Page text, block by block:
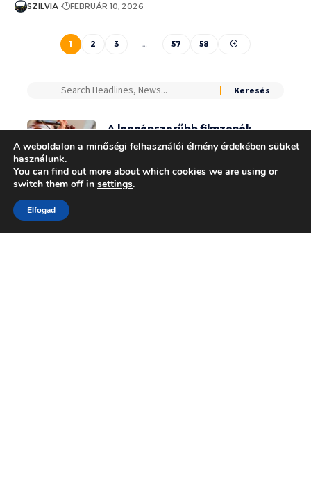
SZILVIA FEBRUÁR 10, 2026
1 2 3 … 57 58
A legnépszerűbb filmzenék,
amiket gitárral adnak elő
Meddig tartható el a kombucha,
A weboldalon a minőségi felhasználói élmény érdekében sütiket
használunk.
You can find out more about which cookies we are using or
switch them off in settings.
Elfogad